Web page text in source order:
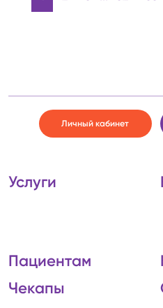
Личный кабинет
Услуги
Пациентам
Чекапы